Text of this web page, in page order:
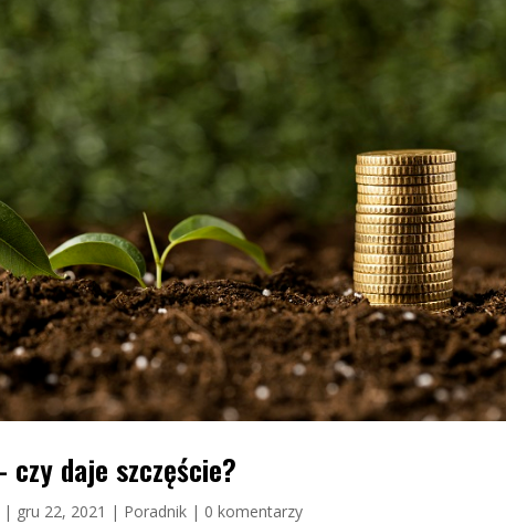
czy daje szczęście?
| gru 22, 2021 | Poradnik | 0 komentarzy